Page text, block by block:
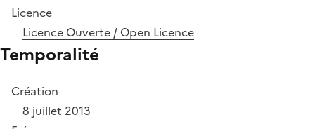
Licence
Licence Ouverte / Open Licence
Temporalité
Création
8 juillet 2013